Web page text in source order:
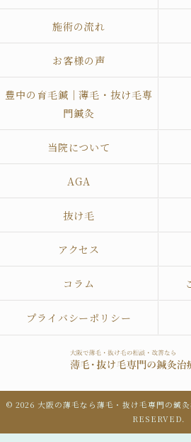
施術の流れ
お客様の声
豊中の育毛鍼｜薄毛・抜け毛専
門鍼灸
当院について
AGA
抜け毛
アクセス
コラム
プライバシーポリシー
© 2026 大阪の薄毛なら薄毛・抜け毛専門の鍼
RESERVED.